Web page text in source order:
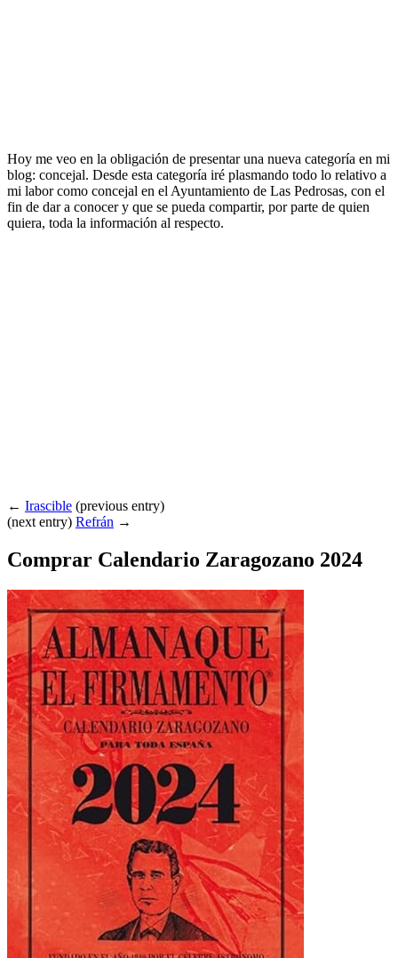
Hoy me veo en la obligación de presentar una nueva categoría en mi
blog: concejal. Desde esta categoría iré plasmando todo lo relativo a
mi labor como concejal en el Ayuntamiento de Las Pedrosas, con el
fin de dar a conocer y que se pueda compartir, por parte de quien
quiera, toda la información al respecto.
← Irascible (previous entry)
(next entry) Refrán →
Comprar Calendario Zaragozano 2024